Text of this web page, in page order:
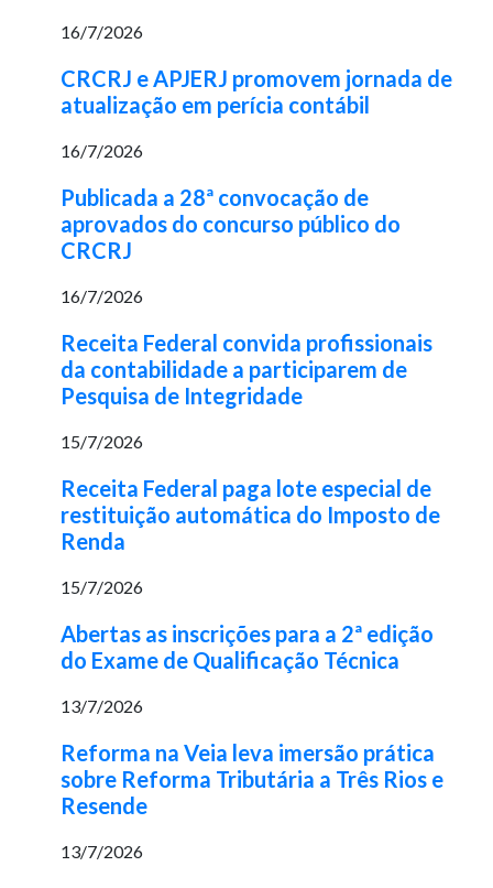
16/7/2026
CRCRJ e APJERJ promovem jornada de
atualização em perícia contábil
16/7/2026
Publicada a 28ª convocação de
aprovados do concurso público do
CRCRJ
16/7/2026
Receita Federal convida profissionais
da contabilidade a participarem de
Pesquisa de Integridade
15/7/2026
Receita Federal paga lote especial de
restituição automática do Imposto de
Renda
15/7/2026
Abertas as inscrições para a 2ª edição
do Exame de Qualificação Técnica
13/7/2026
Reforma na Veia leva imersão prática
sobre Reforma Tributária a Três Rios e
Resende
13/7/2026